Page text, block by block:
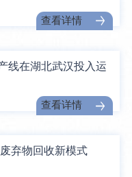
查看详情
线在湖北武汉投入运
查看详情
弃物回收新模式